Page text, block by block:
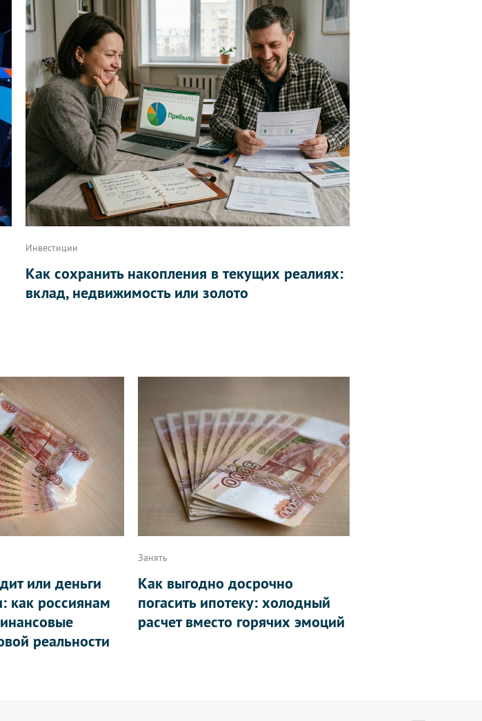
Инвестиции
Как сохранить накопления в текущих реалиях:
вклад, недвижимость или золото
или деньги
как россиянам
реальности
Занять
Как выгодно досрочно
погасить ипотеку: холодный
расчет вместо горячих эмоций